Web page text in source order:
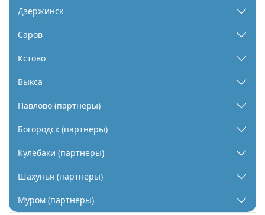
Дзержинск
Саров
Кстово
Выкса
Павлово (партнеры)
Богородск (партнеры)
Кулебаки (партнеры)
Шахунья (партнеры)
Муром (партнеры)